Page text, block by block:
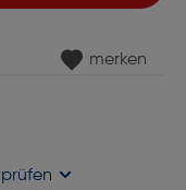
merken